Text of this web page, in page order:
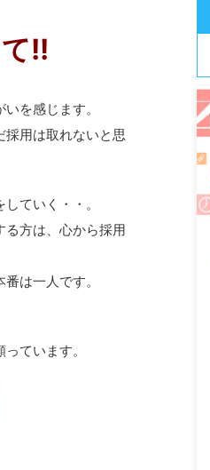
!!
を感じます。
採用は取れないと思
ていく・・。
る方は、心から採用
は一人です。
ています。